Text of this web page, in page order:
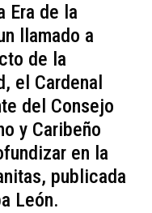
Era de la
llamado a
de la
el Cardenal
del Consejo
y Caribeño
en la
publicada
León.